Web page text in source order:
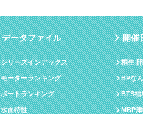
データファイル
シリーズインデックス
モーターランキング
ボートランキング
水面特性
開催
桐生
BPな
BTS福
MBP